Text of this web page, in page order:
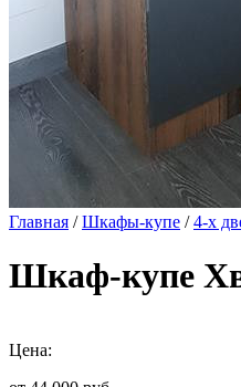
Главная /Шкафы-купе /4-х
Шкаф-купе
Цена: